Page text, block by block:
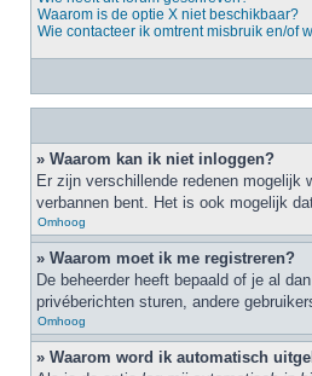
Waarom is de optie X niet beschikbaar?
Wie contacteer ik omtrent misbruik en/of
» Waarom kan ik niet inloggen?
Er zijn verschillende redenen mogelijk
verbannen bent. Het is ook mogelijk
Omhoog
» Waarom moet ik me registreren?
De beheerder heeft bepaald of je al
privéberichten sturen, andere
Omhoog
» Waarom word ik automatisch